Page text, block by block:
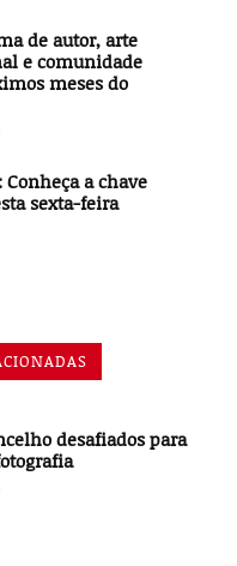
de autor, arte
e comunidade
meses do
a chave
sexta-feira
desafiados para